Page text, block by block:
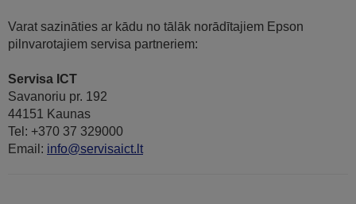
Varat sazināties ar kādu no tālāk norādītajiem Epson
pilnvarotajiem servisa partneriem:
Servisa ICT
Savanoriu pr. 192
44151 Kaunas
Tel: +370 37 329000
Email: info@servisaict.lt